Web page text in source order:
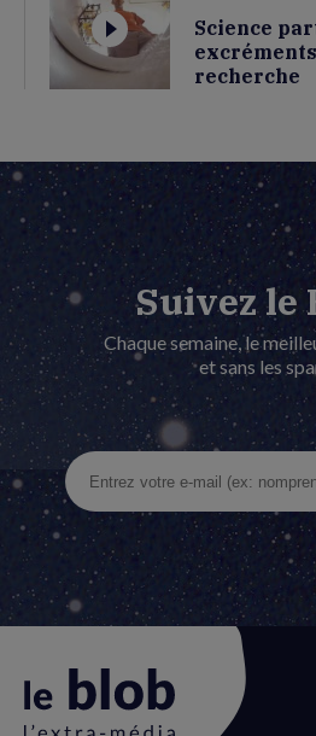
Science
recherche
Suivez le
Chaque semaine, le
et sans les